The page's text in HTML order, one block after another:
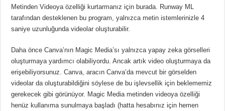
Metinden Videoya özelliği kurtarmanız için burada. Runway ML
tarafından desteklenen bu program, yalnızca metin istemlerinizle 4
saniye uzunluğunda videolar oluşturabilir.
Daha önce Canva’nın Magic Media’sı yalnızca yapay zeka görselleri
oluşturmaya yardımcı olabiliyordu.Ancak artık video oluşturmaya da
erişebiliyorsunuz.Canva, aracın Canva’da mevcut bir görselden
videolar da oluşturabildiğini söylese de bu işlevsellik için beklememiz
gerekecek gibi görünüyor. Magic Media metinden videoya özelliği
henüz kullanıma sunulmaya başladı (hatta hesabınız için hemen